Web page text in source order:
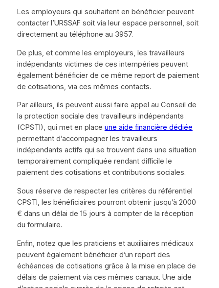
Les employeurs qui souhaitent en bénéficier peuvent
contacter l’URSSAF soit via leur espace personnel, soit
directement au téléphone au 3957.
De plus, et comme les employeurs, les travailleurs
indépendants victimes de ces intempéries peuvent
également bénéficier de ce même report de paiement
de cotisations, via ces mêmes contacts.
Par ailleurs, ils peuvent aussi faire appel au Conseil de
la protection sociale des travailleurs indépendants
(CPSTI), qui met en place une aide financière dédiée
permettant d’accompagner les travailleurs
indépendants actifs qui se trouvent dans une situation
temporairement compliquée rendant difficile le
paiement des cotisations et contributions sociales.
Sous réserve de respecter les critères du référentiel
CPSTI, les bénéficiaires pourront obtenir jusqu’à 2000
€ dans un délai de 15 jours à compter de la réception
du formulaire.
Enfin, notez que les praticiens et auxiliaires médicaux
peuvent également bénéficier d’un report des
échéances de cotisations grâce à la mise en place de
délais de paiement via ces mêmes canaux. Une aide